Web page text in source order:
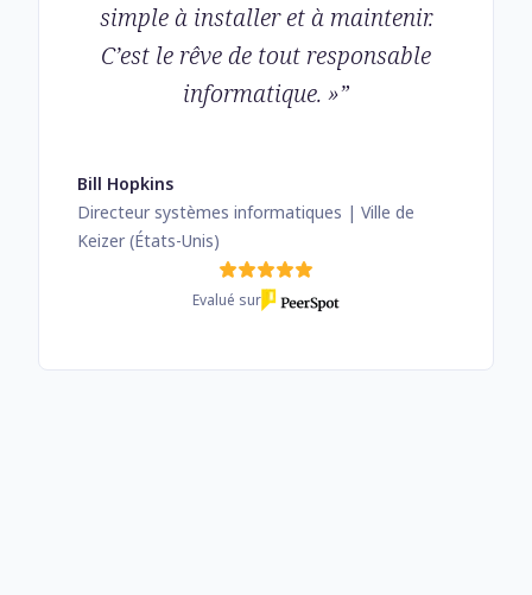
simple à installer et à maintenir.
C’est le rêve de tout responsable
informatique. »”
Bill Hopkins
Directeur systèmes informatiques | Ville de
Keizer (États-Unis)
Evalué sur